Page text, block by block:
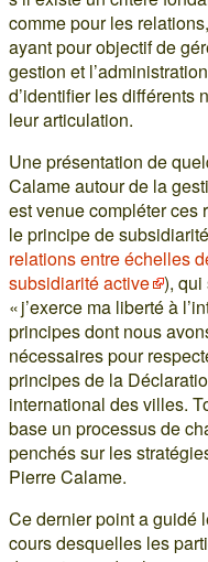
comme pour les
ayant pour objectif de
gestion et
d’identifier les différents
leur articulation.
Une présentation de
Calame autour de la
est venue compléter ces
le principe de
relations entre échelles
subsidiarité active ),
« j’exerce ma liberté à
principes dont nous
nécessaires pour
principes de la
international des villes.
base un processus de
penchés sur les
Pierre Calame.
Ce dernier point a guidé
cours desquelles les